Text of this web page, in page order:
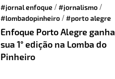
#jornal enfoque /#jornalismo /
#lombadopinheiro /#porto alegre
Enfoque Porto Alegre ganha
sua 1° edição na Lomba do
Pinheiro